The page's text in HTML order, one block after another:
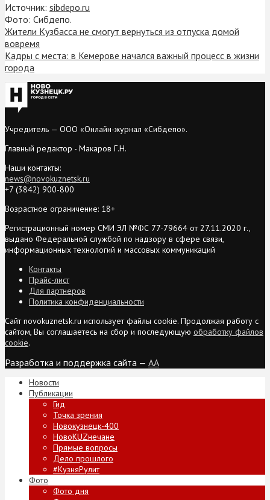
Источник: sibdepo.ru
Фото: Сибдепо.
Жители Кузбасса не смогут вернуться из отпуска домой
вовремя
Кадры с места: в Кемерове начался важный процесс в жизни
города
Учредитель — ООО «Онлайн-журнал «Сибдепо».
Главный редактор - Макаров Г.Н.
Наши контакты:
news@novokuznetsk.ru
+7 (3842) 900-800
Возрастное ограничение: 18+
Регистрационный номер СМИ ЭЛ №ФС 77-79664 от 27.11.2020 г.,
выдано Федеральной службой по надзору в сфере связи,
информационных технологий и массовых коммуникаций
Контакты
Прайс-лист
Для партнеров
Политика конфиденциальности
Сайт novokuznetsk.ru использует файлы cookie. Продолжая работу с
сайтом, Вы соглашаетесь на сбор и последующую обработку файлов
cookie.
Разработка и поддержка сайта — AA
Новости
Публикации
Гид
Точка зрения
Новокузнецк-400
НовоKUZнечане
Прямые вопросы
Дело прошлого
#КузняРулит
Фото
Фото дня